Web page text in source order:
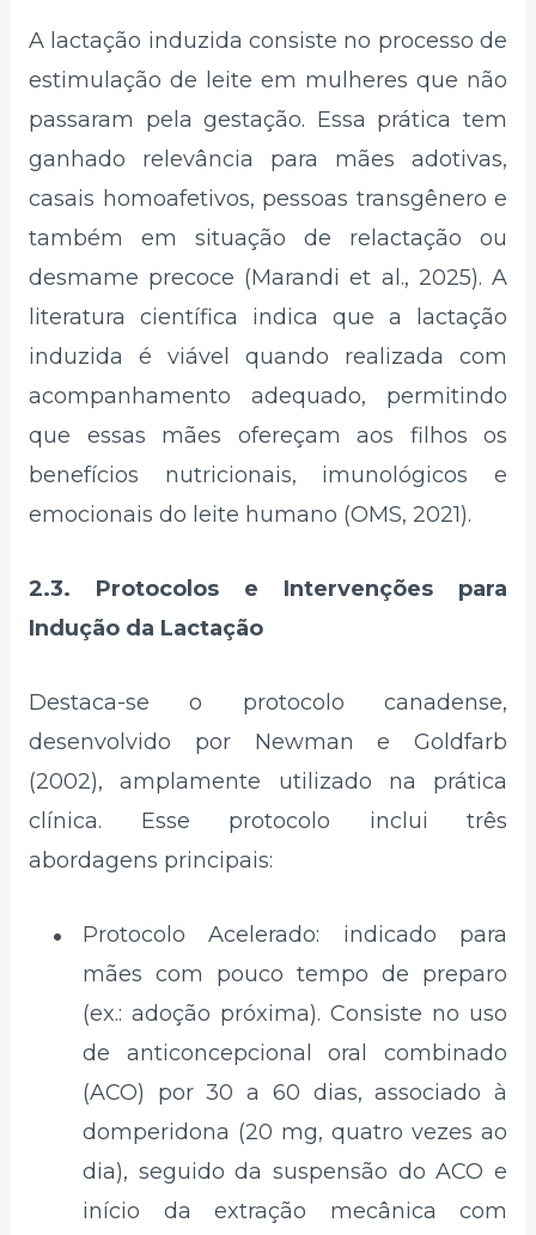
A lactação induzida consiste no processo de
estimulação de leite em mulheres que não
passaram pela gestação. Essa prática tem
ganhado relevância para mães adotivas,
casais homoafetivos, pessoas transgênero e
também em situação de relactação ou
desmame precoce (Marandi et al., 2025). A
literatura científica indica que a lactação
induzida é viável quando realizada com
acompanhamento adequado, permitindo
que essas mães ofereçam aos filhos os
benefícios nutricionais, imunológicos e
emocionais do leite humano (OMS, 2021).
2.3. Protocolos e Intervenções para
Indução da Lactação
Destaca-se o protocolo canadense,
desenvolvido por Newman e Goldfarb
(2002), amplamente utilizado na prática
clínica. Esse protocolo inclui três
abordagens principais:
Protocolo Acelerado: indicado para
mães com pouco tempo de preparo
(ex.: adoção próxima). Consiste no uso
de anticoncepcional oral combinado
(ACO) por 30 a 60 dias, associado à
domperidona (20 mg, quatro vezes ao
dia), seguido da suspensão do ACO e
início da extração mecânica com